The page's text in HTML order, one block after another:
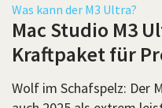
Was kann der M3 Ultra?
Mac Studio M3
Kraftpaket für
Wolf im Schafspelz: Der